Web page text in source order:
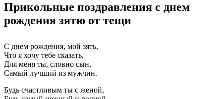
Прикольные поздравления с днем
рождения зятю от тещи
С днем рождения, мой зять,
Что я хочу тебе сказать,
Для меня ты, словно сын,
Самый лучший из мужчин.
Будь счастливым ты с женой,